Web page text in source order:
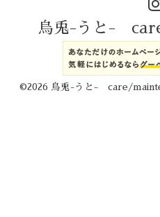
烏兎-うと-
©2026 烏兎-うと- care/